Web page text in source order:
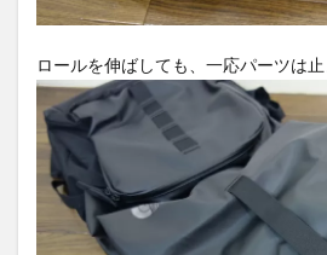
ロールを伸ばしても、一応パーツは止